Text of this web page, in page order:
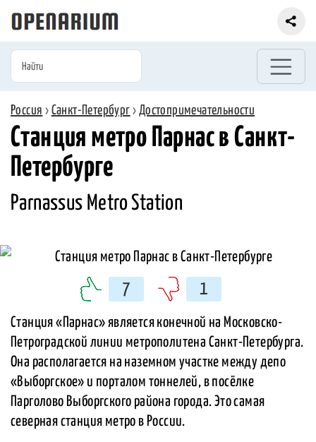
Россия › Санкт-Петербург › Достопримечательности
Станция метро Парнас в Санкт-
Петербурге
Parnassus Metro Station
7 1
Станция «Парнас» является конечной на Московско-
Петроградской линии метрополитена Санкт-Петербурга.
Она располагается на наземном участке между депо
«Выборгское» и порталом тоннелей, в посёлке
Парголово Выборгского района города. Это самая
северная станция метро в России.